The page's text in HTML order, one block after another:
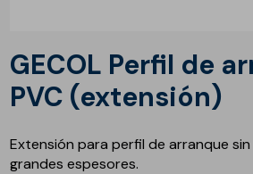
GECOL Perfil de arranque
PVC (extensión)
Extensión para perfil de arranque
grandes espesores.